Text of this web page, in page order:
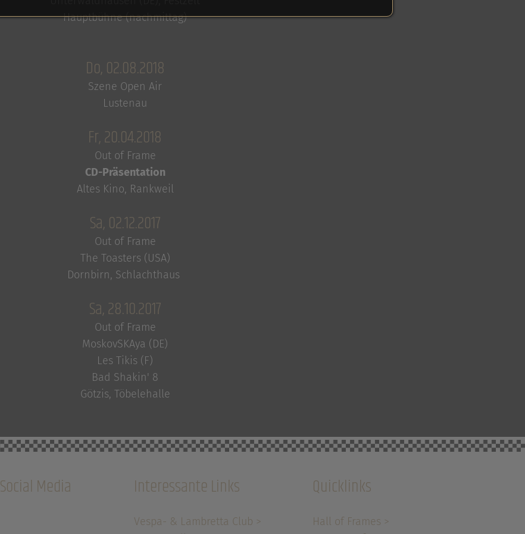
Hauptbühne (nachmittag)
Do, 02.08.2018
Szene Open Air
Lustenau
Fr, 20.04.2018
Out of Frame
CD-Präsentation
Altes Kino, Rankweil
Sa, 02.12.2017
Out of Frame
The Toasters (USA)
Dornbirn, Schlachthaus
Sa, 28.10.2017
Out of Frame
MoskovSKAya (DE)
Les Tikis (F)
Bad Shakin' 8
Götzis, Töbelehalle
Social Media Interessante Links
Vespa- & Lambretta Club >
Quicklinks
Hall of Frames >